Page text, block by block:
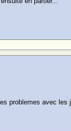
problemes avec